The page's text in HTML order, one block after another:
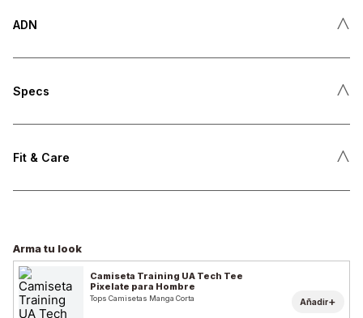
ADN ˄
Specs ˄
Fit & Care ˄
Arma tu look
Camiseta Training UA Tech Tee
Pixelate para Hombre
Tops Camisetas Manga Corta Añadir+